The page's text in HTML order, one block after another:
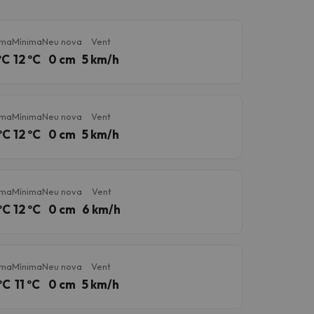
Mínima
12 ºC
Neu nova
0 cm
Vent
5 km/h
Mínima
12 ºC
Neu nova
0 cm
Vent
5 km/h
Mínima
12 ºC
Neu nova
0 cm
Vent
6 km/h
Mínima
11 ºC
Neu nova
0 cm
Vent
5 km/h